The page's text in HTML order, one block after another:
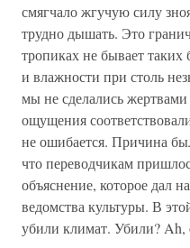
смягчало жгучую силу
трудно дышать. Это
тропиках не бывает
и влажности при столь
мы не сделались
ощущения
не ошибается. Причина
что переводчикам
объяснение, которое дал
ведомства культуры. В
убили климат. Убили? Ah,